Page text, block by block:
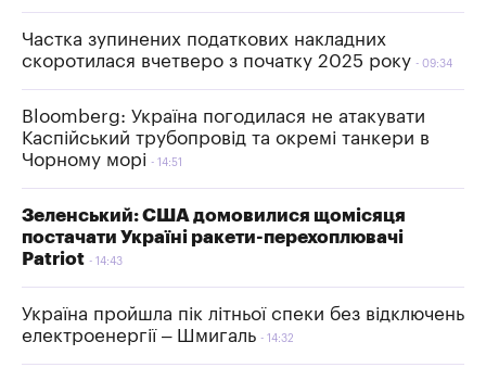
Частка зупинених податкових накладних
скоротилася вчетверо з початку 2025 року
09:34
Bloomberg: Україна погодилася не атакувати
Каспійський трубопровід та окремі танкери в
Чорному морі
14:51
Зеленський: США домовилися щомісяця
постачати Україні ракети-перехоплювачі
Patriot
14:43
Україна пройшла пік літньої спеки без відключень
електроенергії – Шмигаль
14:32